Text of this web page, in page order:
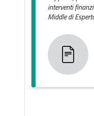
interventi
Middle di